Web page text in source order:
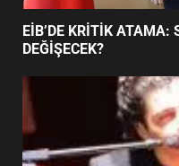
YENİ
EİB’DE KRİTİK ATAMA:
DEĞİŞECEK?